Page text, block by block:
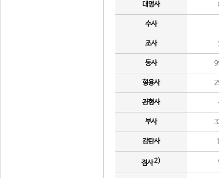
대명사
수사
조사
동사
형용사
관형사
부사
감탄사
접사2)